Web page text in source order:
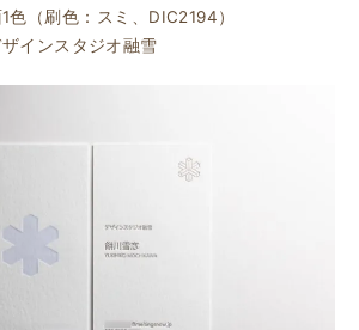
色（刷色：スミ、DIC2194）
インスタジオ融雪